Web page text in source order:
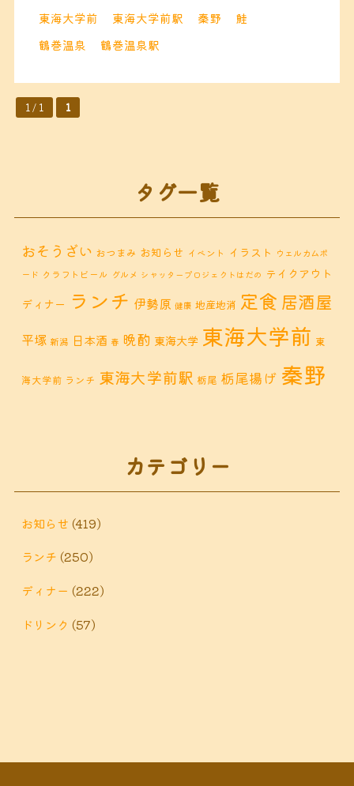
東海大学前
東海大学前駅 秦野
鮭
鶴巻温泉
鶴巻温泉駅
1 / 1 1
タグ一覧
おそうざい おつまみ お知らせ イベント イラスト ウェルカムボ
ード クラフトビール グルメ シャッタープロジェクトはだの テイクアウト
ディナー ランチ 伊勢原 健康 地産地消 定食 居酒屋
平塚 新潟 日本酒 春 晩酌 東海大学 東海大学前 東
海大学前 ランチ 東海大学前駅 栃尾 栃尾揚げ 秦野
鶴巻 カフェ
ィナー鶴巻 ランチ
泉鶴巻温泉駅
カテゴリー
お知らせ (419)
ランチ (250)
ディナー (222)
ドリンク (57)